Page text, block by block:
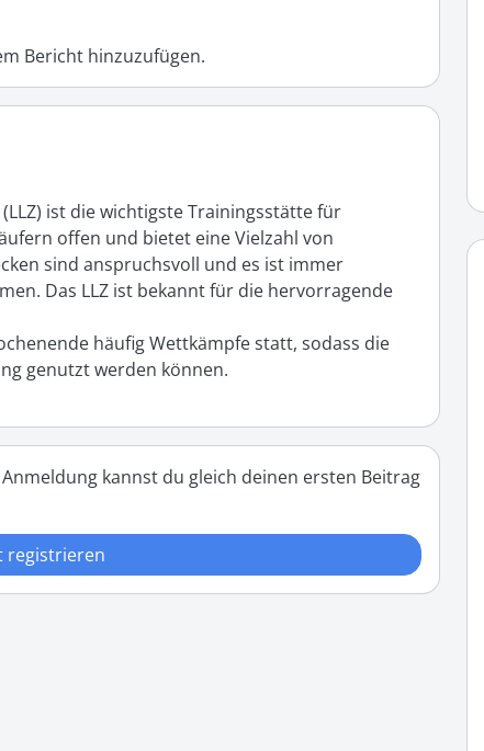
Bericht hinzuzufügen.
ist die wichtigste Trainingsstätte für
offen und bietet eine Vielzahl von
sind anspruchsvoll und es ist immer
Das LLZ ist bekannt für die hervorragende
häufig Wettkämpfe statt, sodass die
genutzt werden können.
kannst du gleich deinen ersten Beitrag
registrieren